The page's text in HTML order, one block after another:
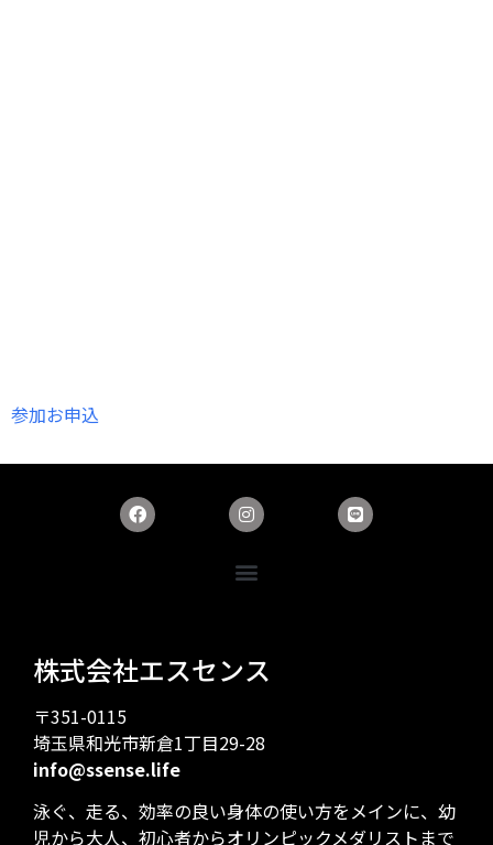
参加お申込
株式会社エスセンス
〒351-0115
埼玉県和光市新倉1丁目29-28
info@ssense.life
泳ぐ、走る、効率の良い身体の使い方をメインに、幼
児から大人、初心者からオリンピックメダリストまで